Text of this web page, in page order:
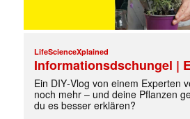
LifeScienceXplained
Informationsdschungel |
Ein DIY‑Vlog von einem Experten
noch mehr – und deine Pflanzen
du es besser erklären?